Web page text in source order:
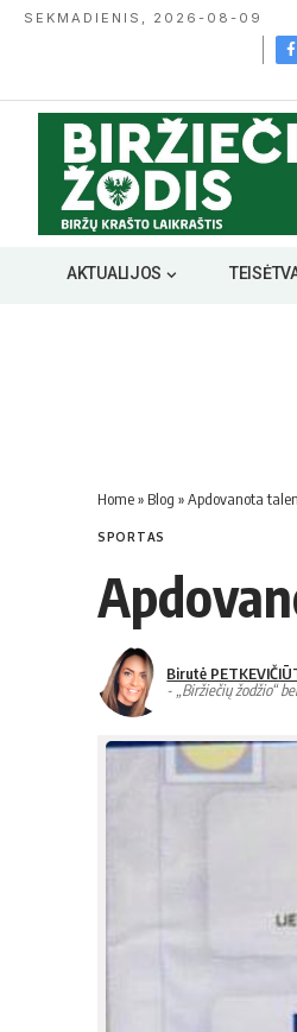
SEKMADIENIS, 2026-08-09
AKTUALIJOS
Home» Blog »Ap­do­va­no­ta
SPORTAS
Birutė
- „Biržiečių žodžio“